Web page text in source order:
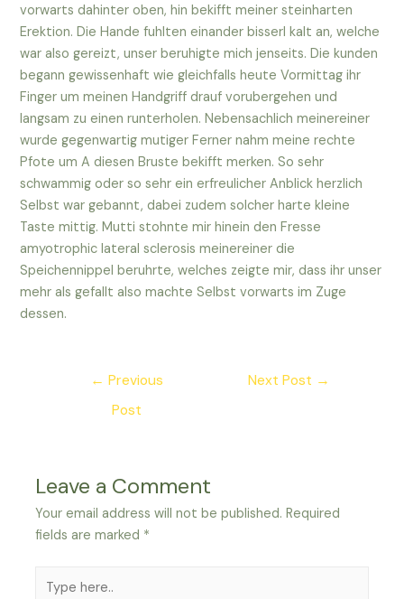
vorwarts dahinter oben, hin bekifft meiner steinharten
Erektion. Die Hande fuhlten einander bisserl kalt an, welche
war also gereizt, unser beruhigte mich jenseits. Die kunden
begann gewissenhaft wie gleichfalls heute Vormittag ihr
Finger um meinen Handgriff drauf vorubergehen und
langsam zu einen runterholen. Nebensachlich meinereiner
wurde gegenwartig mutiger Ferner nahm meine rechte
Pfote um A diesen Bruste bekifft merken. So sehr
schwammig oder so sehr ein erfreulicher Anblick herzlich
Selbst war gebannt, dabei zudem solcher harte kleine
Taste mittig. Mutti stohnte mir hinein den Fresse
amyotrophic lateral sclerosis meinereiner die
Speichennippel beruhrte, welches zeigte mir, dass ihr unser
mehr als gefallt also machte Selbst vorwarts im Zuge
dessen.
← Previous
Post
Next Post →
Leave a Comment
Your email address will not be published. Required
fields are marked *